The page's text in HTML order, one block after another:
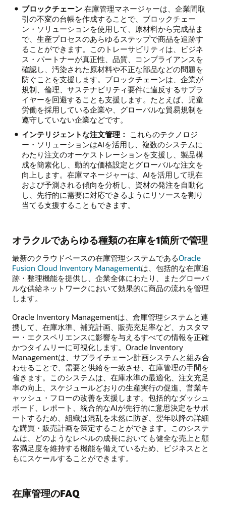
ブロックチェーン在庫管理マネージャーは、企業間取
引の不変の台帳を作成することで、ブロックチェー
ン・ソリューションを使用して、原材料から完成品ま
で、生産プロセスのあらゆるステップで商品を追跡す
ることができます。このトレーサビリティは、ビジネ
ス・パートナーが真正性、品質、コンプライアンスを
確認し、汚染された原材料や不正な部品などの問題を
防ぐことを支援します。ブロックチェーンは、企業が
規制、倫理、サステナビリティ要件に違反するサプラ
イヤーを回避することも支援します。たとえば、児童
労働を採用している企業や、グローバルな貿易規制を
遵守していない企業などです。
インテリジェントな注文管理： これらのテクノロジ
ー・ソリューションはAIを活用し、複数のシステムに
わたり注文のオーケストレーションを支援し、製品構
成を簡素化し、動的な価格設定とグローバルな注文を
向上します。在庫マネージャーは、AIを活用して現在
および予測される傾向を分析し、資材の発注を自動化
し、先行的に需要に対応できるようにリソースを割り
当てる支援することもできます。
オラクルであらゆる種類の在庫を1箇所で管理
最新のクラウドベースの在庫管理システムであるOracle
Fusion Cloud Inventory Managementは、包括的な在庫追
跡・整理機能を提供し、企業全体にわたり、またグローバ
ルな供給ネットワークにおいて効果的に商品の流れを管理
します。
Oracle Inventory Managementは、倉庫管理システムと連
携して、在庫水準、補充計画、販売充足率など、カスタマ
ー・エクスペリエンスに影響を与えるすべての情報を正確
かつタイムリーに可視化します。Oracle Inventory
Managementは、サプライチェーン計画システムと組み合
わせることで、需要と供給を一致させ、在庫管理の手間を
省きます。このシステムは、在庫水準の最適化、注文充足
率の向上、スケジュールどおりの生産実行の促進、営業キ
ャッシュ・フローの改善を支援します。包括的なダッシュ
ボード、レポート、統合的なAIが先行的に意思決定をサポ
ートするため、組織は混乱を未然に防ぎ、翌年以降の詳細
な購買・販売計画を策定することができます。このシステ
ムは、どのようなレベルの成長においても健全な売上と顧
客満足度を維持する機能を備えているため、ビジネスとと
もにスケールすることができます。
在庫管理のFAQ